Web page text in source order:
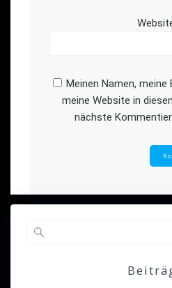
Meinen Namen, meine
meine Website in
nächste